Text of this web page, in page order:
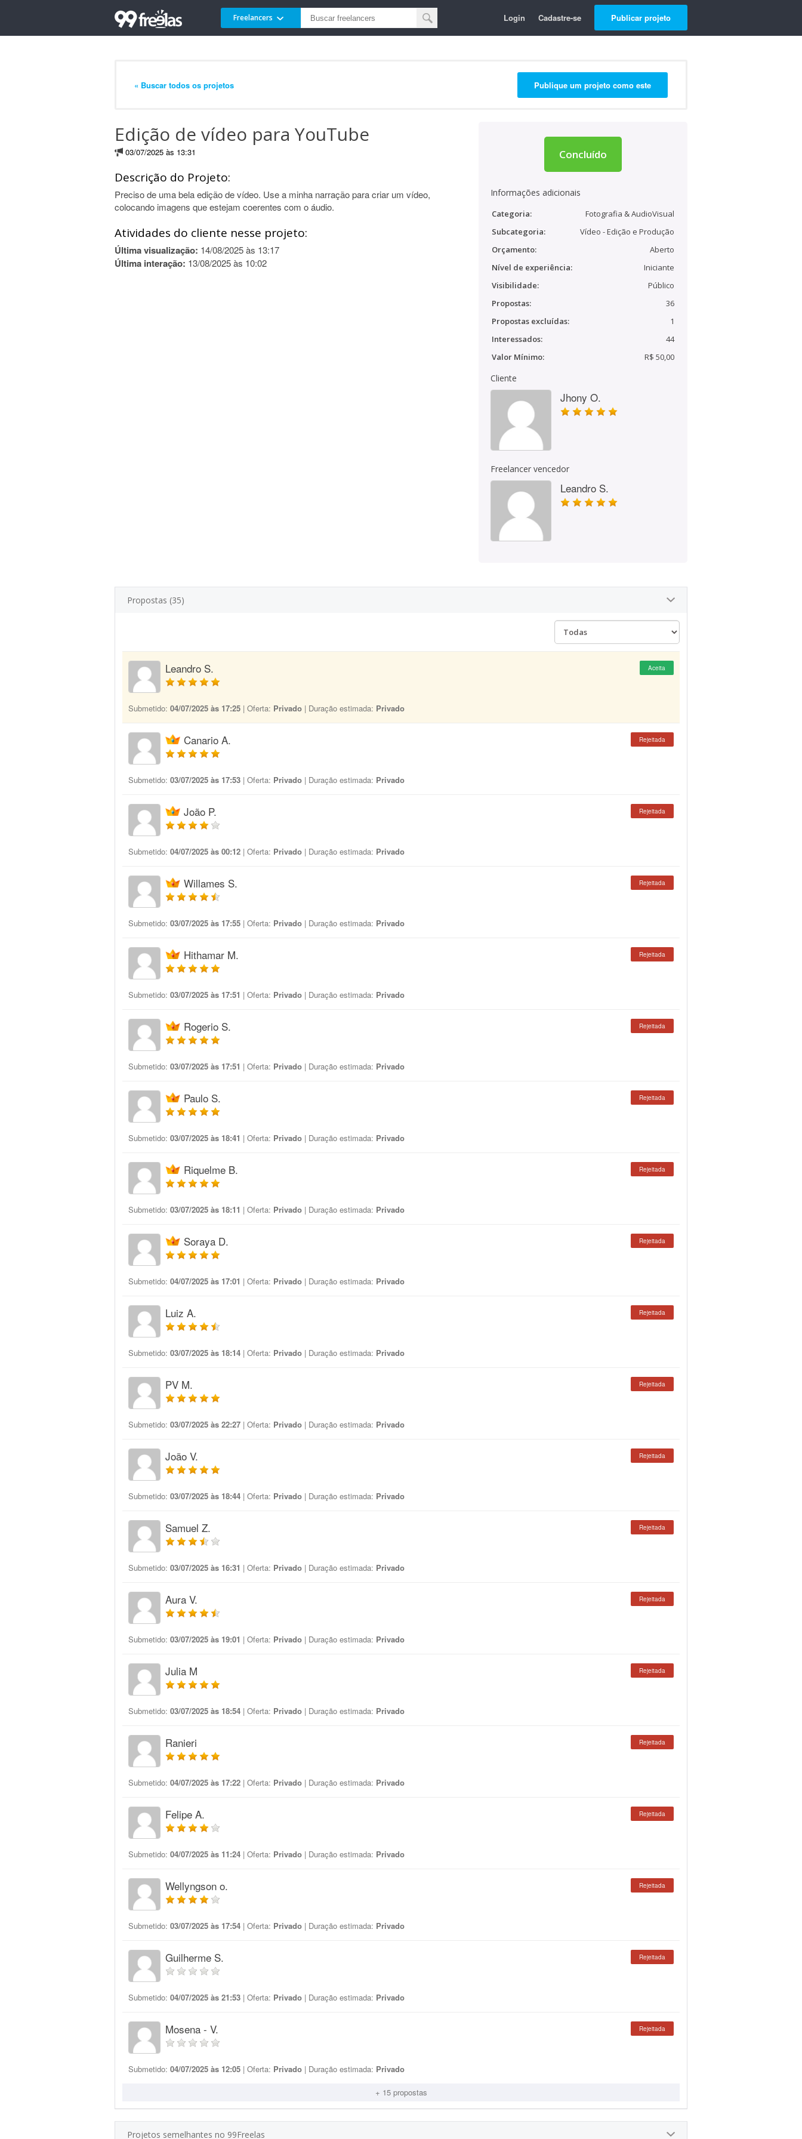
Freelancers Login Cadastre-se Publicar projeto
« Buscar todos os projetos Publique um projeto como este
Edição de vídeo para YouTube
03/07/2025 às 13:31
Descrição do Projeto:
Preciso de uma bela edição de vídeo. Use a minha narração para criar um vídeo,
colocando imagens que estejam coerentes com o áudio.
Atividades do cliente nesse projeto:
Última visualização: 14/08/2025 às 13:17
Última interação: 13/08/2025 às 10:02
Concluído
Informações adicionais
Categoria:
Fotografia & AudioVisual
Subcategoria:
Vídeo - Edição e Produção
Orçamento:
Aberto
Nível de experiência:
Iniciante
Visibilidade:
Público
Propostas:
36
Propostas excluídas:
1
Interessados:
44
Valor Mínimo:
R$ 50,00
Cliente
Jhony O.
Freelancer vencedor
Leandro S.
Propostas (35)
Leandro S. Aceita
Submetido: 04/07/2025 às 17:25 | Oferta: Privado | Duração estimada: Privado
Canario A. Rejeitada
Submetido: 03/07/2025 às 17:53 | Oferta: Privado | Duração estimada: Privado
João P. Rejeitada
Submetido: 04/07/2025 às 00:12 | Oferta: Privado | Duração estimada: Privado
Willames S. Rejeitada
Submetido: 03/07/2025 às 17:55 | Oferta: Privado | Duração estimada: Privado
Hithamar M. Rejeitada
Submetido: 03/07/2025 às 17:51 | Oferta: Privado | Duração estimada: Privado
Rogerio S. Rejeitada
Submetido: 03/07/2025 às 17:51 | Oferta: Privado | Duração estimada: Privado
Paulo S. Rejeitada
Submetido: 03/07/2025 às 18:41 | Oferta: Privado | Duração estimada: Privado
Riquelme B. Rejeitada
Submetido: 03/07/2025 às 18:11 | Oferta: Privado | Duração estimada: Privado
Soraya D. Rejeitada
Submetido: 04/07/2025 às 17:01 | Oferta: Privado | Duração estimada: Privado
Luiz A. Rejeitada
Submetido: 03/07/2025 às 18:14 | Oferta: Privado | Duração estimada: Privado
PV M. Rejeitada
Submetido: 03/07/2025 às 22:27 | Oferta: Privado | Duração estimada: Privado
João V. Rejeitada
Submetido: 03/07/2025 às 18:44 | Oferta: Privado | Duração estimada: Privado
Samuel Z. Rejeitada
Submetido: 03/07/2025 às 16:31 | Oferta: Privado | Duração estimada: Privado
Aura V. Rejeitada
Submetido: 03/07/2025 às 19:01 | Oferta: Privado | Duração estimada: Privado
Julia M Rejeitada
Submetido: 03/07/2025 às 18:54 | Oferta: Privado | Duração estimada: Privado
Ranieri Rejeitada
Submetido: 04/07/2025 às 17:22 | Oferta: Privado | Duração estimada: Privado
Felipe A. Rejeitada
Submetido: 04/07/2025 às 11:24 | Oferta: Privado | Duração estimada: Privado
Wellyngson o. Rejeitada
Submetido: 03/07/2025 às 17:54 | Oferta: Privado | Duração estimada: Privado
Guilherme S. Rejeitada
Submetido: 04/07/2025 às 21:53 | Oferta: Privado | Duração estimada: Privado
Mosena - V. Rejeitada
Submetido: 04/07/2025 às 12:05 | Oferta: Privado | Duração estimada: Privado
+ 15 propostas
Projetos semelhantes no 99Freelas